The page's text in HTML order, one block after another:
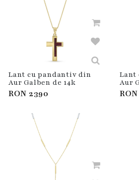
Lant cu pandantiv din
Aur Galben de 14k
RON 2390
Lant
Aur